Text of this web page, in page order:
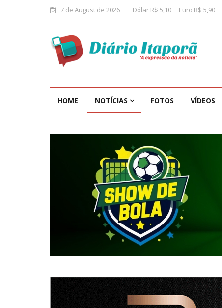
7 de August de 2026 Dólar R$ 5,10 Euro R$ 5,90
HOME NOTÍCIAS FOTOS VÍDEOS